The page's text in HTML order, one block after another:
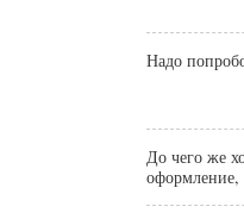
Надо
До чего же
оформление,